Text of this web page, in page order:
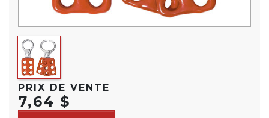
PRIX DE VENTE
7,64 $